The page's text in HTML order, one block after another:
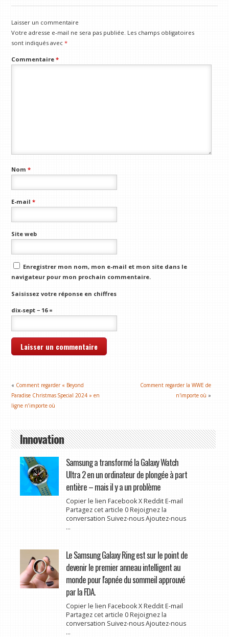
Laisser un commentaire
Votre adresse e-mail ne sera pas publiée. Les champs obligatoires
sont indiqués avec*
Commentaire*
Nom*
E-mail*
Site web
Enregistrer mon nom, mon e-mail et mon site dans le
navigateur pour mon prochain commentaire.
Saisissez votre réponse en chiffres
dix-sept − 16 =
« Comment regarder « Beyond
Paradise Christmas Special 2024 » en
ligne n’importe où
Comment regarder la WWE de
n'importe où »
Innovation
Samsung a transformé la Galaxy Watch
Ultra 2 en un ordinateur de plongée à part
entière – mais il y a un problème
Copier le lien Facebook X Reddit E-mail
Partagez cet article 0 Rejoignez la
conversation Suivez-nous Ajoutez-nous
...
Le Samsung Galaxy Ring est sur le point de
devenir le premier anneau intelligent au
monde pour l'apnée du sommeil approuvé
par la FDA.
Copier le lien Facebook X Reddit E-mail
Partagez cet article 0 Rejoignez la
conversation Suivez-nous Ajoutez-nous
...